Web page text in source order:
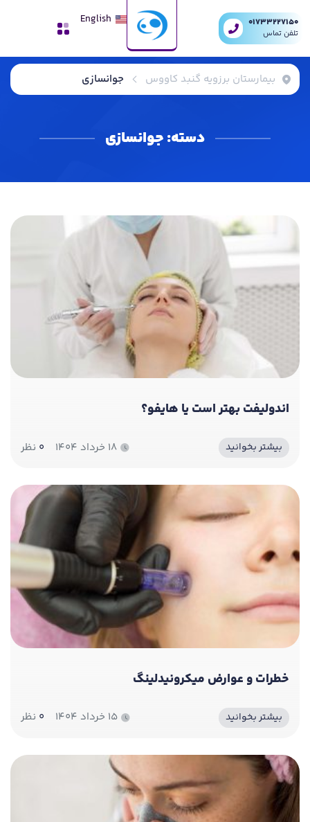
01733227150
تلفن تماس
English
بیمارستان برزویه گنبد کاووس جوانسازی
دسته:جوانسازی
اندولیفت بهتر است یا هایفو؟
بیشتر بخوانید ۱۸ خرداد ۱۴۰۴ 0 نظر
خطرات و عوارض میکرونیدلینگ
بیشتر بخوانید ۱۵ خرداد ۱۴۰۴ 0 نظر